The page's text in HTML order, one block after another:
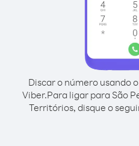
Discar o número usando
Viber.Para ligar para São
Territórios, disque o